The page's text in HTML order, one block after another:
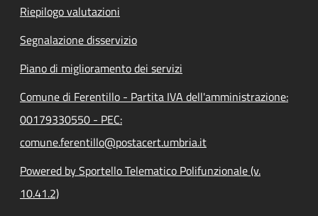
Riepilogo valutazioni
Segnalazione disservizio
Piano di miglioramento dei servizi
Comune di Ferentillo - Partita IVA dell'amministrazione:
00179330550 - PEC:
comune.ferentillo@postacert.umbria.it
Powered by Sportello Telematico Polifunzionale (v.
10.41.2)